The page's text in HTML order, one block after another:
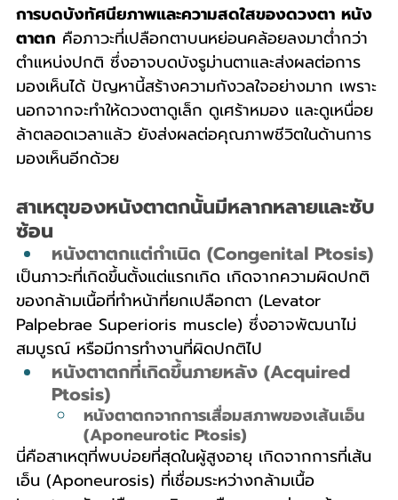
การบดบังทัศนียภาพและความสดใสของดวงตา หนัง
ตาตก คือภาวะที่เปลือกตาบนหย่อนคล้อยลงมาต่ำกว่า
ตำแหน่งปกติ ซึ่งอาจบดบังรูม่านตาและส่งผลต่อการ
มองเห็นได้ ปัญหานี้สร้างความกังวลใจอย่างมาก เพราะ
นอกจากจะทำให้ดวงตาดูเล็ก ดูเศร้าหมอง และดูเหนื่อย
ล้าตลอดเวลาแล้ว ยังส่งผลต่อคุณภาพชีวิตในด้านการ
มองเห็นอีกด้วย
สาเหตุของหนังตาตกนั้นมีหลากหลายและซับ
ซ้อน
หนังตาตกแต่กำเนิด (Congenital Ptosis)
เป็นภาวะที่เกิดขึ้นตั้งแต่แรกเกิด เกิดจากความผิดปกติ
ของกล้ามเนื้อที่ทำหน้าที่ยกเปลือกตา (Levator
Palpebrae Superioris muscle) ซึ่งอาจพัฒนาไม่
สมบูรณ์ หรือมีการทำงานที่ผิดปกติไป
หนังตาตกที่เกิดขึ้นภายหลัง (Acquired
Ptosis)
หนังตาตกจากการเสื่อมสภาพของเส้นเอ็น
(Aponeurotic Ptosis)
นี่คือสาเหตุที่พบบ่อยที่สุดในผู้สูงอายุ เกิดจากการที่เส้น
เอ็น (Aponeurosis) ที่เชื่อมระหว่างกล้ามเนื้อ